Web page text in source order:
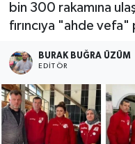
bin 300 rakamına
fırıncıya "ahde
BURAK BUĞRA ÜZÜM
EDITÖR